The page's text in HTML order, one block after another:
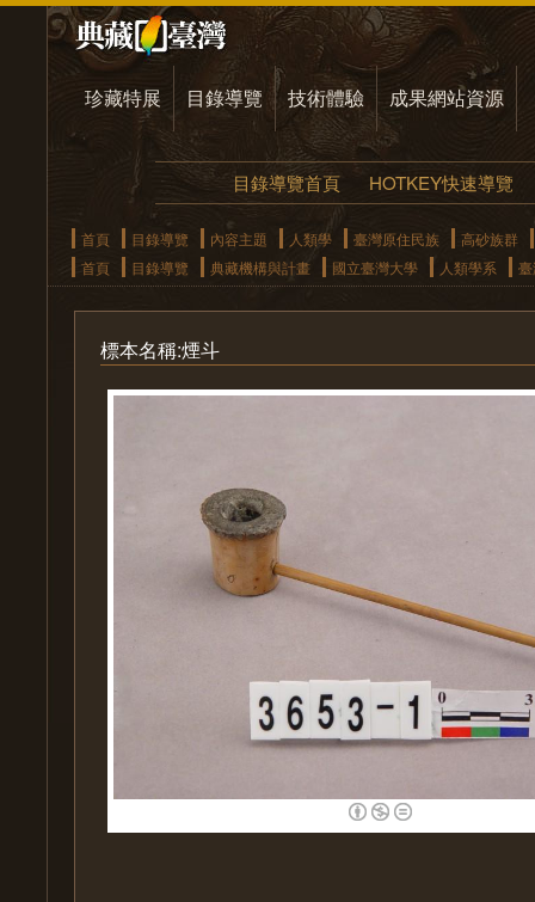
珍藏特展 目錄導覽 技術體驗 成果網站資源
目錄導覽首頁 HOTKEY快速導覽
首頁 目錄導覽 內容主題 人類學 臺灣原住民族
高砂族群
首頁
目錄導覽 典藏機構與計畫 國立臺灣大學 人類學系
標本名稱:煙斗